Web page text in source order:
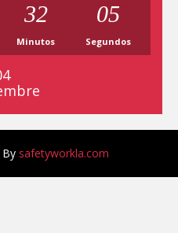
32
Minutos
04
Segundos
By safetyworkla.com